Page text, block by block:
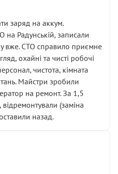
заряд на аккум.
Радунській, записали
вже. СТО справило приємне
охайні та чисті робочі
чистота, кімната
Майстри зробили
на ремонт. За 1,5
(заміна
назад.